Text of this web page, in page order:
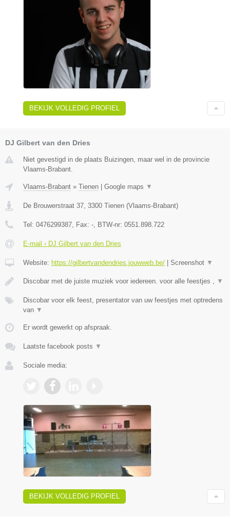
BEKIJK VOLLEDIG PROFIEL
DJ Gilbert van den Dries
Niet gevestigd in de plaats Buizingen, maar wel in de provincie
Vlaams-Brabant.
Vlaams-Brabant » Tienen | Google maps ▼
De Brouwerstraat 37 3300 Tienen (Vlaams-Brabant)
Tel: 0476299387 , Fax: - , BTW-nr: 0551.898.722
E-mail › DJ Gilbert van den Dries
Website: https://gilbertvandendries.jouwweb.be/ | Screenshot ▼
Discobar met de juiste muziek voor iedereen. voor alle feestjes , ▼
Discobar voor elk feest, presentator van uw feestjes met optredens
van ▼
Er wordt gewerkt op afspraak.
Laatste facebook posts ▼
Sociale media:
BEKIJK VOLLEDIG PROFIEL